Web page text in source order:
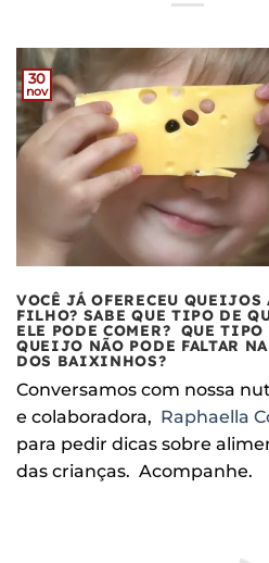
30
nov
VOCÊ JÁ OFERECEU QUEIJOS
FILHO? SABE QUE TIPO DE
ELE PODE COMER? QUE TIPO
QUEIJO NÃO PODE FALTAR
DOS BAIXINHOS?
Conversamos com nossa
e colaboradora, Raphaella
para pedir dicas sobre
das crianças. Acompanhe.